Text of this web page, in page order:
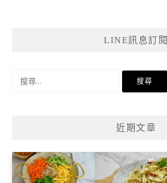
LINE訊息訂閱
近期文章